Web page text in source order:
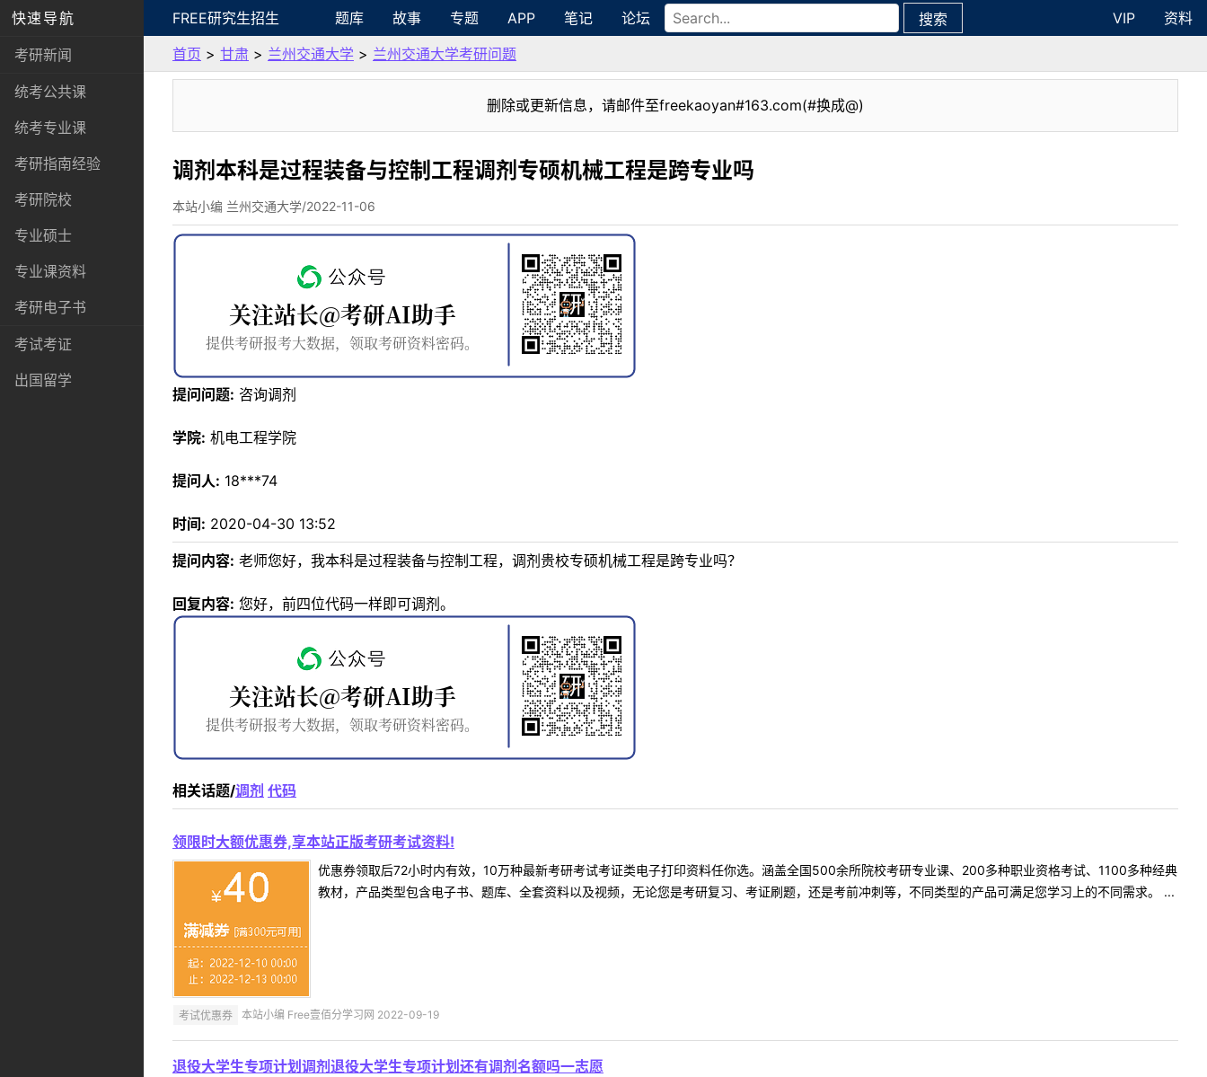
快速导航
考研新闻
统考公共课
统考专业课
考研指南经验
考研院校
专业硕士
专业课资料
考研电子书
考试考证
出国留学
FREE研究生招生 题库 故事 专题 APP 笔记 论坛 搜索 VIP
资料
首页 > 甘肃 > 兰州交通大学 > 兰州交通大学考研问题
删除或更新信息，请邮件至freekaoyan#163.com(#换成@)
调剂本科是过程装备与控制工程调剂专硕机械工程是跨专业吗
本站小编 兰州交通大学/2022-11-06
提问问题: 咨询调剂
学院: 机电工程学院
提问人: 18***74
时间: 2020-04-30 13:52
提问内容: 老师您好，我本科是过程装备与控制工程，调剂贵校专硕机械工程是跨专业吗？
回复内容: 您好，前四位代码一样即可调剂。
相关话题/调剂 代码
领限时大额优惠券,享本站正版考研考试资料!
优惠券领取后72小时内有效，10万种最新考研考试考证类电子打印资料任你选。涵盖全国500余所院校考研专业课、200多种职业资格考试、1100多种经典
教材，产品类型包含电子书、题库、全套资料以及视频，无论您是考研复习、考证刷题，还是考前冲刺等，不同类型的产品可满足您学习上的不同需求。 ...
考试优惠券 本站小编 Free壹佰分学习网 2022-09-19
退役大学生专项计划调剂退役大学生专项计划还有调剂名额吗一志愿